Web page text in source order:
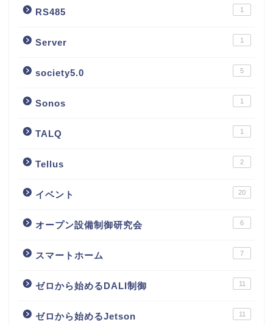
RS485 1
Server 1
society5.0 5
Sonos 1
TALQ 1
Tellus 2
イベント 20
オープン設備制御研究会 6
スマートホーム 7
ゼロから始めるDALI制御 11
ゼロから始めるJetson 11